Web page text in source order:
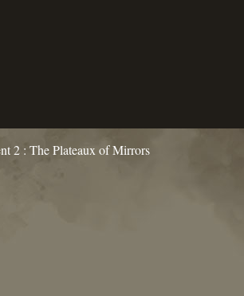
2 : The Plateaux of Mirrors